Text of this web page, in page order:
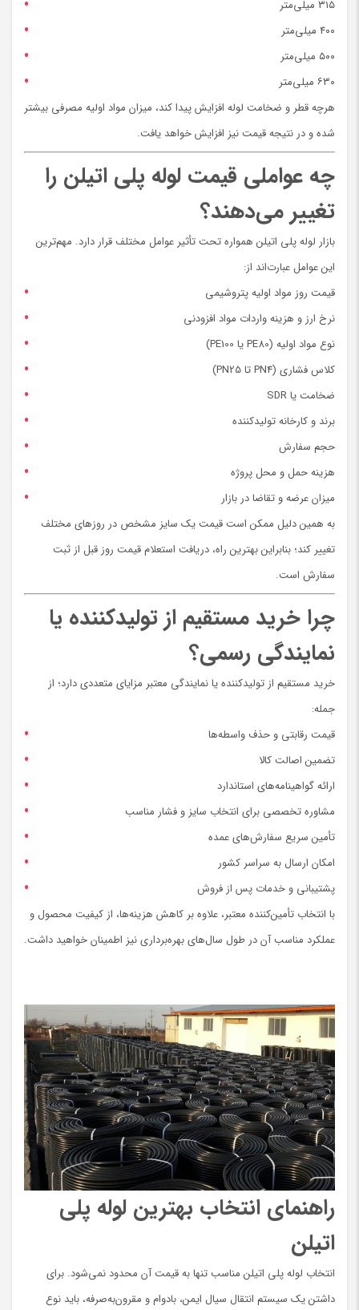
۳۱۵ میلی‌متر
۴۰۰ میلی‌متر
۵۰۰ میلی‌متر
۶۳۰ میلی‌متر
هرچه قطر و ضخامت لوله افزایش پیدا کند، میزان مواد اولیه مصرفی بیشتر
شده و در نتیجه قیمت نیز افزایش خواهد یافت.
چه عواملی قیمت لوله پلی اتیلن را
تغییر می‌دهند؟
بازار لوله پلی اتیلن همواره تحت تأثیر عوامل مختلف قرار دارد. مهم‌ترین
این عوامل عبارت‌اند از:
قیمت روز مواد اولیه پتروشیمی
نرخ ارز و هزینه واردات مواد افزودنی
نوع مواد اولیه (PE80 یا PE100)
کلاس فشاری (PN4 تا PN25)
ضخامت یا SDR
برند و کارخانه تولیدکننده
حجم سفارش
هزینه حمل و محل پروژه
میزان عرضه و تقاضا در بازار
به همین دلیل ممکن است قیمت یک سایز مشخص در روزهای مختلف
تغییر کند؛ بنابراین بهترین راه، دریافت استعلام قیمت روز قبل از ثبت
سفارش است.
چرا خرید مستقیم از تولیدکننده یا
نمایندگی رسمی؟
خرید مستقیم از تولیدکننده یا نمایندگی معتبر مزایای متعددی دارد؛ از
جمله:
قیمت رقابتی و حذف واسطه‌ها
تضمین اصالت کالا
ارائه گواهینامه‌های استاندارد
مشاوره تخصصی برای انتخاب سایز و فشار مناسب
تأمین سریع سفارش‌های عمده
امکان ارسال به سراسر کشور
پشتیبانی و خدمات پس از فروش
با انتخاب تأمین‌کننده معتبر، علاوه بر کاهش هزینه‌ها، از کیفیت محصول و
عملکرد مناسب آن در طول سال‌های بهره‌برداری نیز اطمینان خواهید داشت.
راهنمای انتخاب بهترین لوله پلی
اتیلن
انتخاب لوله پلی اتیلن مناسب تنها به قیمت آن محدود نمی‌شود. برای
داشتن یک سیستم انتقال سیال ایمن، بادوام و مقرون‌به‌صرفه، باید نوع